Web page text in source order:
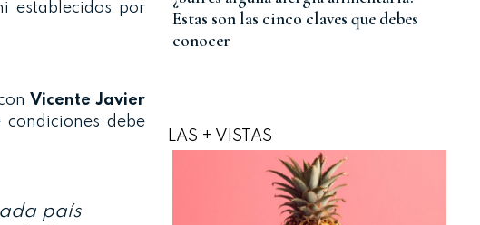
establecidos por
Vicente Javier
debe
país
Estas son las cinco claves que debes
conocer
LAS + VISTAS